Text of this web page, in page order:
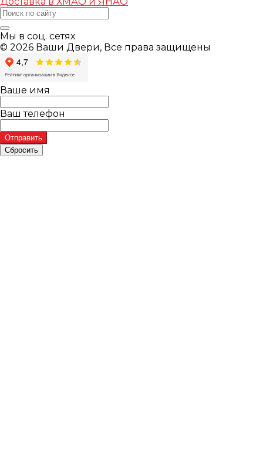
Мы в соц. сетях
© 2026 Ваши Двери, Все права защищены
Ваше имя
Ваш телефон
Отправить